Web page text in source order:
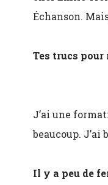
Échanson.
Tes trucs pour
J’ai une
beaucoup. J’ai
Il y a peu de